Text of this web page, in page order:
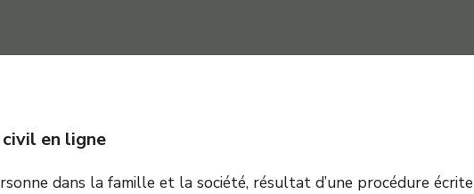
en ligne
dans la famille et la société, résultat d’une procédure écrite